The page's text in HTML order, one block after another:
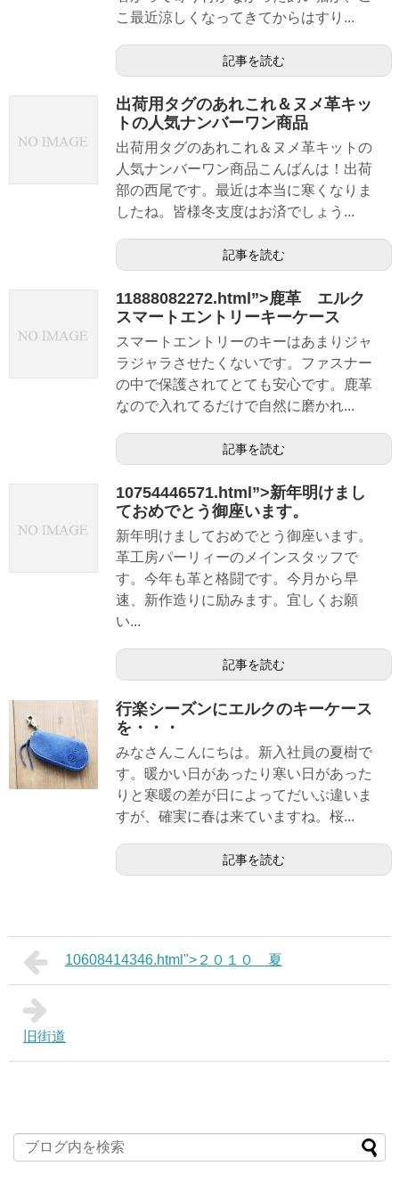
こ最近涼しくなってきてからはすり...
記事を読む
出荷用タグのあれこれ＆ヌメ革キッ
トの人気ナンバーワン商品
出荷用タグのあれこれ＆ヌメ革キットの
人気ナンバーワン商品こんばんは！出荷
部の西尾です。最近は本当に寒くなりま
したね。皆様冬支度はお済でしょう...
記事を読む
11888082272.html”>鹿革 エルク
スマートエントリーキーケース
スマートエントリーのキーはあまりジャ
ラジャラさせたくないです。ファスナー
の中で保護されてとても安心です。鹿革
なので入れてるだけで自然に磨かれ...
記事を読む
10754446571.html”>新年明けまし
ておめでとう御座います。
新年明けましておめでとう御座います。
革工房パーリィーのメインスタッフで
す。今年も革と格闘です。今月から早
速、新作造りに励みます。宜しくお願
い...
記事を読む
行楽シーズンにエルクのキーケース
を・・・
みなさんこんにちは。新入社員の夏樹で
す。暖かい日があったり寒い日があった
りと寒暖の差が日によってだいぶ違いま
すが、確実に春は来ていますね。桜...
記事を読む
10608414346.html">２０１０ 夏
旧街道